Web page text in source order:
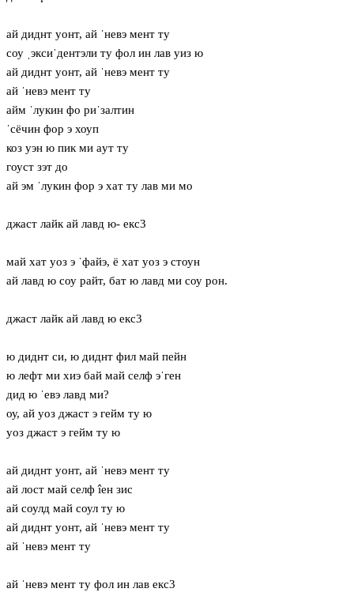
ай диднт уонт, ай ˈневэ мент ту
соу ˌэксиˈдентэли ту фол ин лав уиз ю
ай диднт уонт, ай ˈневэ мент ту
ай ˈневэ мент ту
айм ˈлукин фо риˈзалтин
ˈсёчин фор э хоуп
коз уэн ю пик ми aут ту
гоуст зэт до
ай эм ˈлукин фор э хат ту лав ми мо
джаст лайк ай лавд ю- екс3
май хат уоз э ˈфайэ, ё хат уоз э стоун
ай лавд ю соу райт, бат ю лавд ми соу рон.
джаст лайк ай лавд ю екс3
ю диднт си, ю диднт фил май пейн
ю лефт ми хиэ бай май селф эˈген
дид ю ˈевэ лавд ми?
оу, ай уоз джаст э гейм ту ю
уоз джаст э гейм ту ю
ай диднт уонт, ай ˈневэ мент ту
ай лост май селф îен зис
ай соулд май соул ту ю
ай диднт уонт, ай ˈневэ мент ту
ай ˈневэ мент ту
ай ˈневэ мент ту фол ин лав екс3